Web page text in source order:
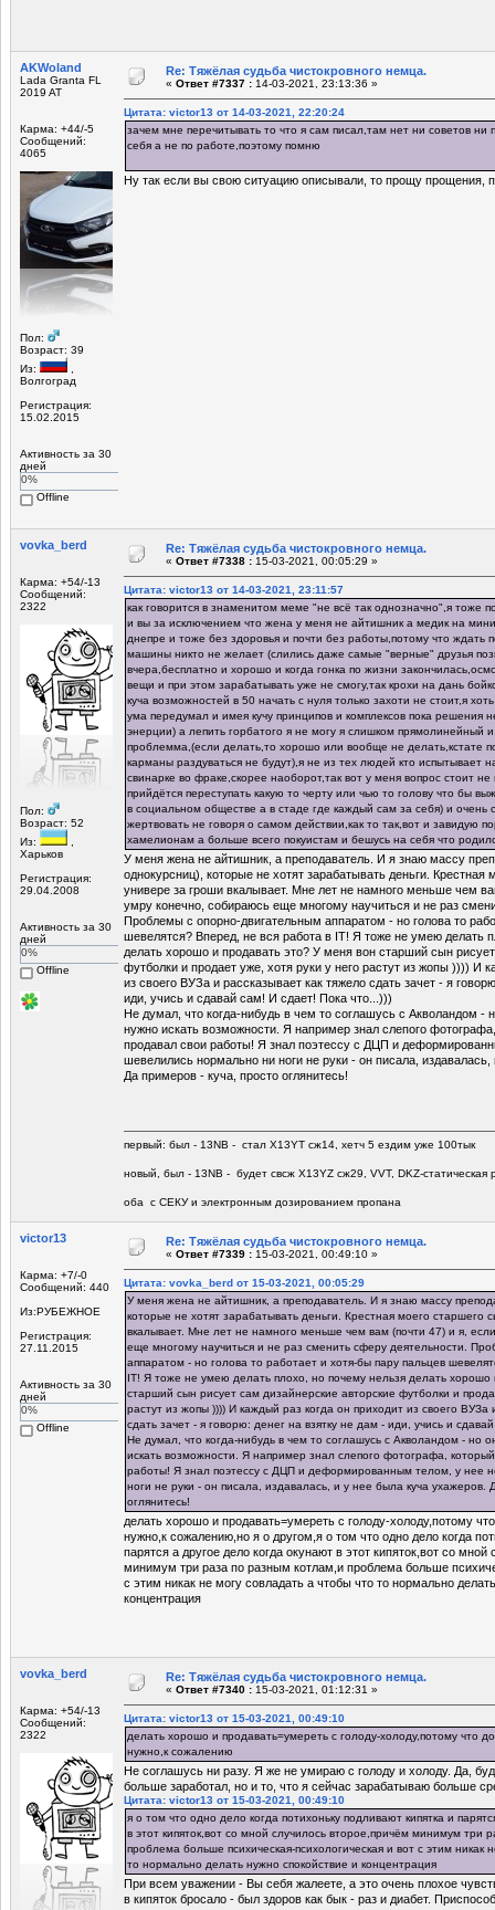
AKWoland
Lada Granta FL
2019 AT
Карма: +44/-5
Сообщений:
4065
Пол:
Возраст: 39
Из:
Волгоград
Регистрация:
15.02.2015
Активность за 30
дней
0%
Offline
Re: Тяжёлая судьба чистокровного немца.
« Ответ #7337 : 14-03-2021, 23:13:36 »
Цитата: victor13 от 14-03-2021, 22:20:24
зачем мне перечитывать то что я сам писал,там нет ни советов ни
себя а не по работе,поэтому помню
Ну так если вы свою ситуацию описывали, то прощу прощения,
vovka_berd
Карма: +54/-13
Сообщений:
2322
Пол:
Возраст: 52
Из:
Харьков
Регистрация:
29.04.2008
Активность за 30
дней
0%
Offline
Re: Тяжёлая судьба чистокровного немца.
« Ответ #7338 : 15-03-2021, 00:05:29 »
Цитата: victor13 от 14-03-2021, 23:11:57
как говорится в знаменитом меме "не всё так однозначно",я тоже
и вы за исключением что жена у меня не айтишник а медик на
днепре и тоже без здоровья и почти без работы,потому что ждать
машины никто не желает (слились даже самые "верные" друзья
вчера,бесплатно и хорошо и когда гонка по жизни
вещи и при этом зарабатывать уже не смогу,так крохи на дань
куча возможностей в 50 начать с нуля только захоти не стоит,я
ума передумал и имея кучу принципов и комплексов пока решения
энерции) а лепить горбатого я не могу я слишком прямолинейный
проблемма,(если делать,то хорошо или вообще не делать,кстате
карманы раздуваться не будут),я не из тех людей кто испытывает
свинарке во фраке,скорее наоборот,так вот у меня вопрос стоит не
прийдётся переступать какую то черту или чью то голову что бы
в социальном обществе а в стаде где каждый сам за себя) и
жертвовать не говоря о самом действии,как то так,вот и завидую
хамелионам а больше всего покуистам и бешусь на себя что
У меня жена не айтишник, а преподаватель. И я знаю массу
однокурсниц), которые не хотят зарабатывать деньги.
универе за гроши вкалывает. Мне лет не намного меньше чем
умру конечно, собираюсь еще многому научиться и не раз
Проблемы с опорно-двигательным аппаратом - но голова то
шевелятся? Вперед, не вся работа в IT! Я тоже не умею делать
делать хорошо и продавать это? У меня вон старший сын
футболки и продает уже, хотя руки у него растут из жопы )))) И
из своего ВУЗа и рассказывает как тяжело сдать зачет - я
иди, учись и сдавай сам! И сдает! Пока что...)))
Не думал, что когда-нибудь в чем то соглашусь с Акволандом -
нужно искать возможности. Я например знал слепого
продавал свои работы! Я знал поэтессу с ДЦП и
шевелились нормально ни ноги не руки - он писала,
Да примеров - куча, просто оглянитесь!
первый: был - 13NB - стал Х13YT сж14, хетч 5 ездим уже 100тык
новый, был - 13NB - будет свсж Х13YZ сж29, VVT, DKZ-статическая
оба с СЕКУ и электронным дозированием пропана
victor13
Карма: +7/-0
Сообщений: 440
Из:РУБЕЖНОЕ
Регистрация:
27.11.2015
Активность за 30
дней
0%
Offline
Re: Тяжёлая судьба чистокровного немца.
« Ответ #7339 : 15-03-2021, 00:49:10 »
Цитата: vovka_berd от 15-03-2021, 00:05:29
У меня жена не айтишник, а преподаватель. И я знаю массу
которые не хотят зарабатывать деньги. Крестная моего старшего
вкалывает. Мне лет не намного меньше чем вам (почти 47) и я,
еще многому научиться и не раз сменить сферу деятельности.
аппаратом - но голова то работает и хотя-бы пару пальцев
IT! Я тоже не умею делать плохо, но почему нельзя делать хорошо
старший сын рисует сам дизайнерские авторские футболки и
растут из жопы )))) И каждый раз когда он приходит из своего ВУЗа
сдать зачет - я говорю: денег на взятку не дам - иди, учись и
Не думал, что когда-нибудь в чем то соглашусь с Акволандом - но
искать возможности. Я например знал слепого фотографа,
работы! Я знал поэтессу с ДЦП и деформированным телом, у нее
ноги не руки - он писала, издавалась, и у нее была куча ухажеров.
оглянитесь!
делать хорошо и продавать=умереть с голоду-холоду,потому
нужно,к сожалению,но я о другом,я о том что одно дело когда
парятся а другое дело когда окунают в этот кипяток,вот со
минимум три раза по разным котлам,и проблема больше
с этим никак не могу совладать а чтобы что то нормально
концентрация
vovka_berd
Карма: +54/-13
Сообщений:
2322
Re: Тяжёлая судьба чистокровного немца.
« Ответ #7340 : 15-03-2021, 01:12:31 »
Цитата: victor13 от 15-03-2021, 00:49:10
делать хорошо и продавать=умереть с голоду-холоду,потому что
нужно,к сожалению
Не соглашусь ни разу. Я же не умираю с голоду и холоду. Да,
больше заработал, но и то, что я сейчас зарабатываю больше
Цитата: victor13 от 15-03-2021, 00:49:10
я о том что одно дело когда потихоньку подливают кипятка и
в этот кипяток,вот со мной случилось второе,причём минимум три
проблема больше психическая-психологическая и вот с этим никак
то нормально делать нужно спокойствие и концентрация
При всем уважении - Вы себя жалеете, а это очень плохое
в кипяток бросало - был здоров как бык - раз и диабет.